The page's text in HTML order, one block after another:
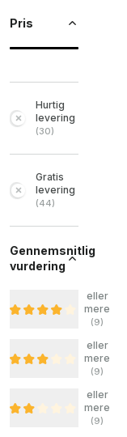
Pris
Hurtig
levering
(30)
Gratis
levering
(44)
Gennemsnitlig
vurdering
eller
mere
(9)
eller
mere
(9)
eller
mere
(9)